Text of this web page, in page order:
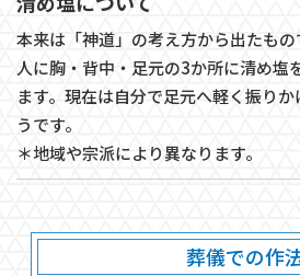
本来は「神道」の考え方から出たも
人に胸・背中・足元の3か所に清め塩
ます。現在は自分で足元へ軽く振り
うです。
＊地域や宗派により異なります。
葬儀での作